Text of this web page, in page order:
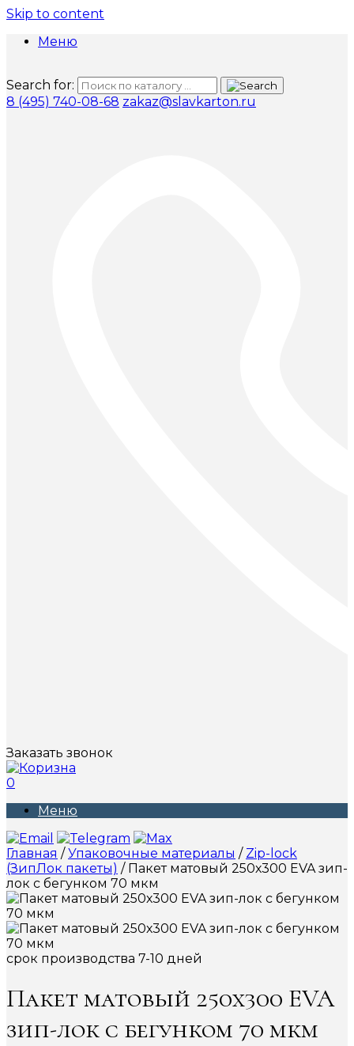
Skip to content
Меню
Search for:
8 (495) 740-08-68 zakaz@slavkarton.ru
Заказать звонок
0
Меню
Главная /Упаковочные материалы / Zip-lock
(ЗипЛок пакеты) / Пакет матовый 250х300 EVA зип-
лок с бегунком 70 мкм
срок производства 7-10 дней
Пакет матовый 250х300 EVA
зип-лок с бегунком 70 мкм